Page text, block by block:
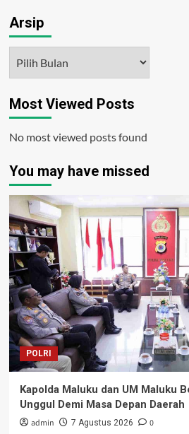
Arsip
Most Viewed Posts
No most viewed posts found
You may have missed
POLRI
Kapolda Maluku dan UM Maluku
Unggul Demi Masa Depan Daerah
admin 7 Agustus 2026 0